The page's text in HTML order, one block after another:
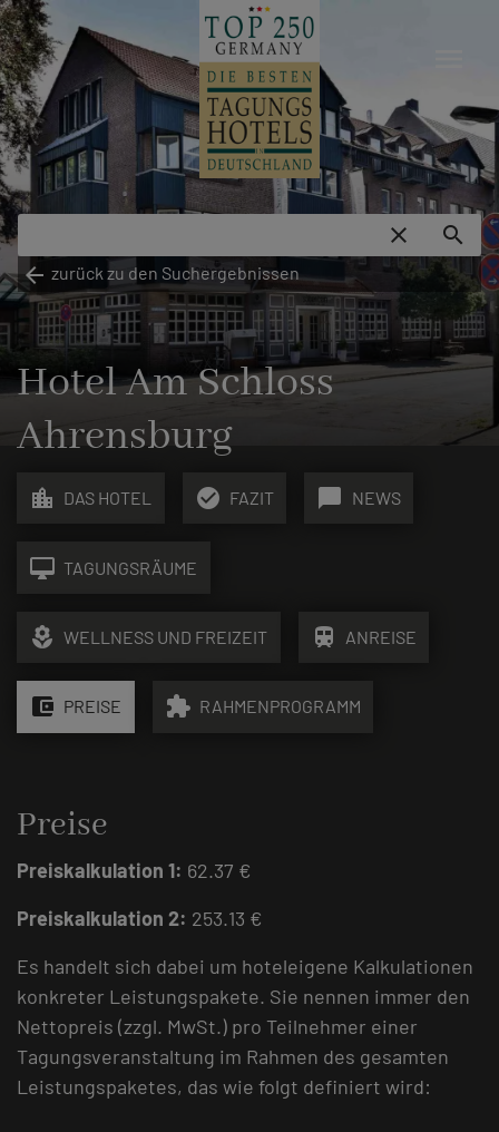
close
search
arrow_back zurück zu den Suchergebnissen
Hotel Am Schloss
Ahrensburg
location_city DAS HOTEL check_circle FAZIT chat_bubble NEWS
desktop_mac TAGUNGSRÄUME
local_florist WELLNESS UND FREIZEIT train ANREISE
account_balance_wallet PREISE extension RAHMENPROGRAMM
Preise
Preiskalkulation 1: 62.37 €
Preiskalkulation 2: 253.13 €
Es handelt sich dabei um hoteleigene Kalkulationen
konkreter Leistungspakete. Sie nennen immer den
Nettopreis (zzgl. MwSt.) pro Teilnehmer einer
Tagungsveranstaltung im Rahmen des gesamten
Leistungspaketes, das wie folgt definiert wird: